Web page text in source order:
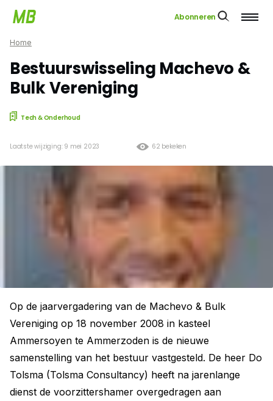
Abonneren
Home
Bestuurswisseling Machevo &
Bulk Vereniging
Tech & Onderhoud
62 bekeken
Laatste wijziging: 9 mei 2023
Op de jaarvergadering van de Machevo & Bulk
Vereniging op 18 november 2008 in kasteel
Ammersoyen te Ammerzoden is de nieuwe
samenstelling van het bestuur vastgesteld. De heer Do
Tolsma (Tolsma Consultancy) heeft na jarenlange
dienst de voorzittershamer overgedragen aan